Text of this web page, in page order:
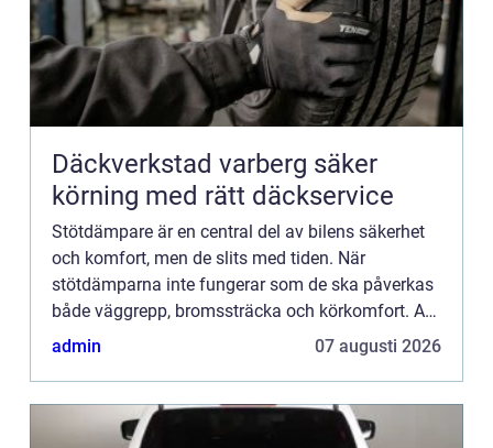
Däckverkstad varberg säker
körning med rätt däckservice
Stötdämpare är en central del av bilens säkerhet
och komfort, men de slits med tiden. När
stötdämparna inte fungerar som de ska påverkas
både väggrepp, bromssträcka och körkomfort. Att
k&a...
admin 07 augusti 2026